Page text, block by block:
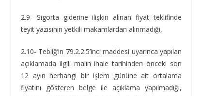
2.9- Sigorta giderine ilişkin alınan fiyat teklifinde
teyit yazısının yetkili makamlardan alınmadığı,
2.10- Tebliğ’in 79.2.2.5’inci maddesi uyarınca yapılan
açıklamada ilgili malın ihale tarihinden önceki son
12 ayın herhangi bir işlem gününe ait ortalama
fiyatını gösteren belge ile açıklama yapılmadığı,